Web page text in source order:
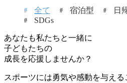
全て 宿泊型 日
SDGs
あなたも私たちと一緒に
子どもたちの
成長を応援しませんか？
スポーツには勇気や感動を与え